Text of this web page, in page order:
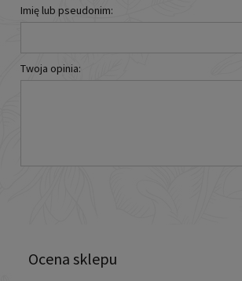
Imię lub pseudonim:
Twoja opinia:
Ocena sklepu